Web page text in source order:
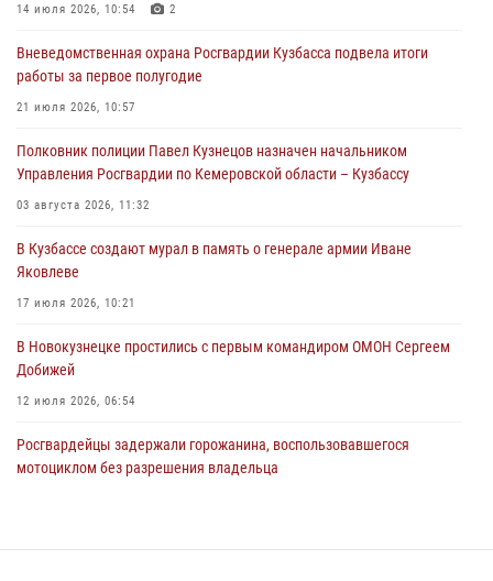
06 августа 2026, 10:19
Росгвардейцы задержали предполагаемого виновника причинения
ножевого ранения кемеровчанину
06 августа 2026, 09:18
Росгвардейцы задержали мужчину, повредившего имущество
горожанки
06 августа 2026, 08:17
Росгвардейцы пресекли противоправные действия и защитили
новокузнечанку от агрессивного знакомого
06 августа 2026, 07:16
14 июля 2026, 10:54 2
Вневедомственная охрана Росгвардии Кузбасса подвела итоги
работы за первое полугодие
21 июля 2026, 10:57
Полковник полиции Павел Кузнецов назначен начальником
Управления Росгвардии по Кемеровской области – Кузбассу
03 августа 2026, 11:32
В Кузбассе создают мурал в память о генерале армии Иване
Яковлеве
17 июля 2026, 10:21
В Новокузнецке простились с первым командиром ОМОН Сергеем
Добижей
12 июля 2026, 06:54
Росгвардейцы задержали горожанина, воспользовавшегося
мотоциклом без разрешения владельца